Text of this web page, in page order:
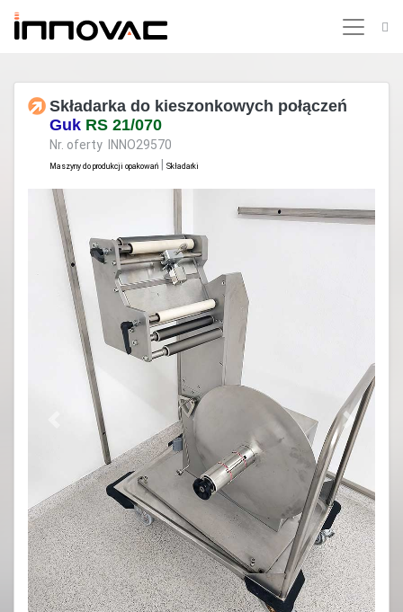
Składarka do kieszonkowych połączeń
Guk RS 21/070
Nr. oferty INNO29570
Maszyny do produkcji opakowań Składarki
Previous Next